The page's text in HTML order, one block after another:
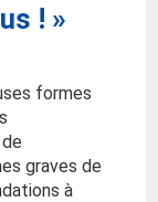
! »
formes
graves de
à